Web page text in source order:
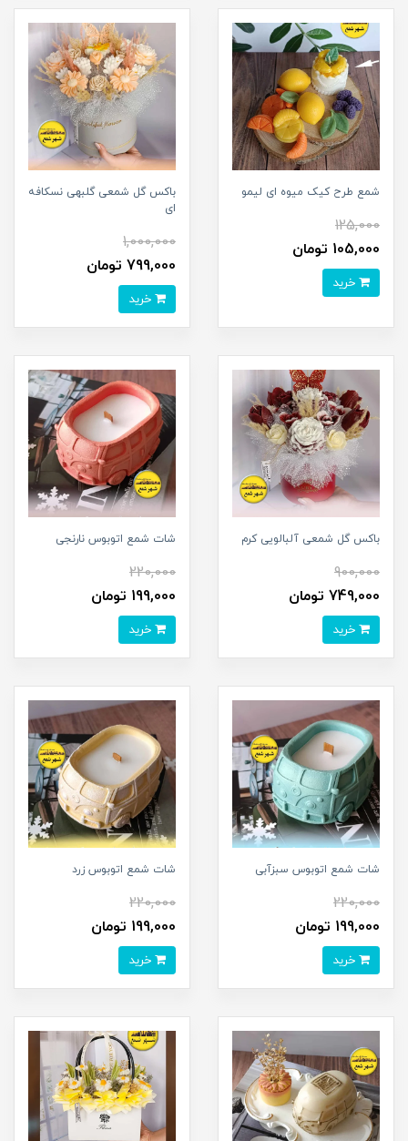
شمع طرح کیک میوه ای لیمو
125,000
105,000 تومان
باکس گل شمعی گلبهی نسکافه
ای
1,000,000
799,000 تومان
باکس گل شمعی آلبالویی کرم
900,000
749,000 تومان
شات شمع اتوبوس نارنجی
220,000
199,000 تومان
شات شمع اتوبوس سبزآبی
220,000
199,000 تومان
شات شمع اتوبوس زرد
220,000
199,000 تومان